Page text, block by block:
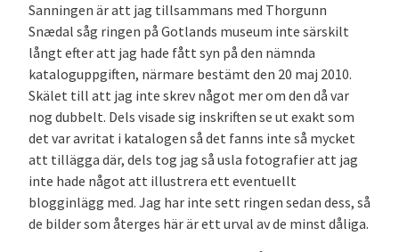
Sanningen är att jag tillsammans med Thorgunn
Snædal såg ringen på Gotlands museum inte särskilt
långt efter att jag hade fått syn på den nämnda
kataloguppgiften, närmare bestämt den 20 maj 2010.
Skälet till att jag inte skrev något mer om den då var
nog dubbelt. Dels visade sig inskriften se ut exakt som
det var avritat i katalogen så det fanns inte så mycket
att tillägga där, dels tog jag så usla fotografier att jag
inte hade något att illustrera ett eventuellt
blogginlägg med. Jag har inte sett ringen sedan dess, så
de bilder som återges här är ett urval av de minst dåliga.